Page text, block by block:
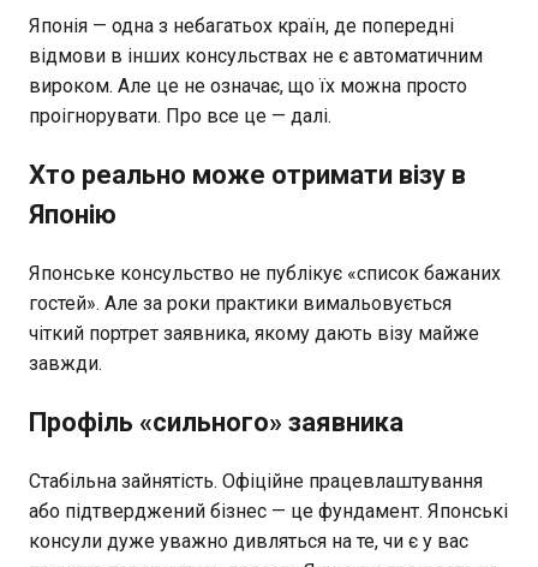
Японія — одна з небагатьох країн, де попередні
відмови в інших консульствах не є автоматичним
вироком. Але це не означає, що їх можна просто
проігнорувати. Про все це — далі.
Хто реально може отримати візу в
Японію
Японське консульство не публікує «список бажаних
гостей». Але за роки практики вимальовується
чіткий портрет заявника, якому дають візу майже
завжди.
Профіль «сильного» заявника
Стабільна зайнятість. Офіційне працевлаштування
або підтверджений бізнес — це фундамент. Японські
консули дуже уважно дивляться на те, чи є у вас